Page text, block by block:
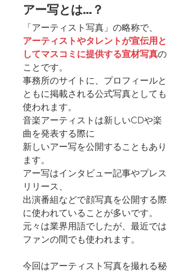
アー写とは…？
「アーティスト写真」の略称で、
アーティストやタレントが宣伝用と
してマスコミに提供する宣材写真の
ことです。
事務所のサイトに、プロフィールと
ともに掲載される公式写真としても
使われます。
音楽アーティストは新しいCDや楽
曲を発表する際に
新しいアー写を公開することもあり
ます。
アー写はインタビュー記事やプレス
リリース、
出演番組などで顔写真を公開する際
に使われていることが多いです。
元々は業界用語でしたが、最近では
ファンの間でも使われます。
今回はアーティスト写真を撮れる秘